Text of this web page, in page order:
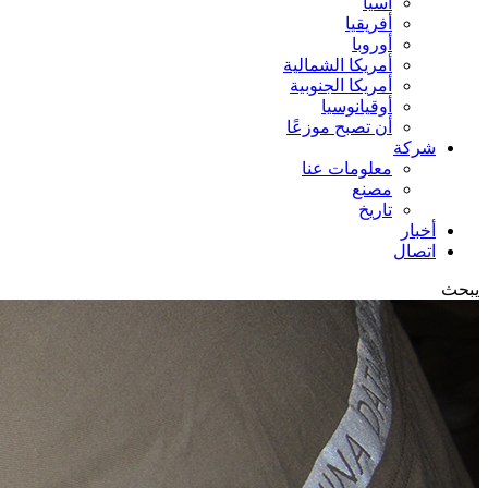
أفريقيا
أوروبا
أمريكا الشمالية
أمريكا الجنوبية
أوقيانوسيا
أن تصبح موزعًا
شركة
معلومات عنا
مصنع
تاريخ
أخبار
اتصال
يبحث